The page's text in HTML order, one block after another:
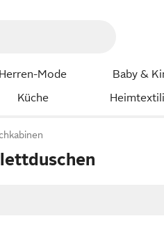
Herren-Mode Baby &
Küche